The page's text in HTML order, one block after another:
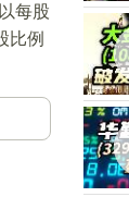
每股
比例